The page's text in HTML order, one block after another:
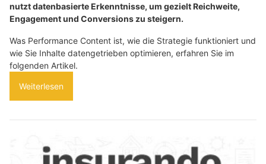
nutzt datenbasierte Erkenntnisse, um gezielt Reichweite,
Engagement und Conversions zu steigern.
Was Performance Content ist, wie die Strategie funktioniert und
wie Sie Inhalte datengetrieben optimieren, erfahren Sie im
folgenden Artikel.
Weiterlesen